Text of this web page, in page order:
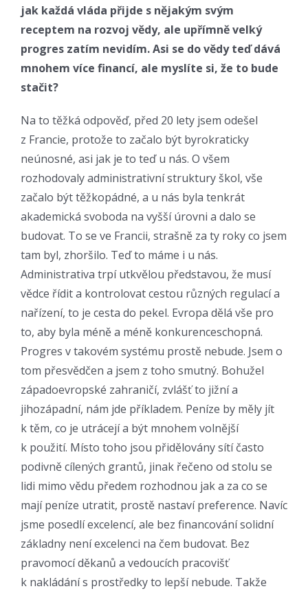
jak každá vláda přijde s nějakým svým
receptem na rozvoj vědy, ale upřímně velký
progres zatím nevidím. Asi se do vědy teď dává
mnohem více financí, ale myslíte si, že to bude
stačit?
Na to těžká odpověď, před 20 lety jsem odešel
z Francie, protože to začalo být byrokraticky
neúnosné, asi jak je to teď u nás. O všem
rozhodovaly administrativní struktury škol, vše
začalo být těžkopádné, a u nás byla tenkrát
akademická svoboda na vyšší úrovni a dalo se
budovat. To se ve Francii, strašně za ty roky co jsem
tam byl, zhoršilo. Teď to máme i u nás.
Administrativa trpí utkvělou představou, že musí
vědce řídit a kontrolovat cestou různých regulací a
nařízení, to je cesta do pekel. Evropa dělá vše pro
to, aby byla méně a méně konkurenceschopná.
Progres v takovém systému prostě nebude. Jsem o
tom přesvědčen a jsem z toho smutný. Bohužel
západoevropské zahraničí, zvlášť to jižní a
jihozápadní, nám jde příkladem. Peníze by měly jít
k těm, co je utrácejí a být mnohem volnější
k použití. Místo toho jsou přidělovány sítí často
podivně cílených grantů, jinak řečeno od stolu se
lidi mimo vědu předem rozhodnou jak a za co se
mají peníze utratit, prostě nastaví preference. Navíc
jsme posedlí excelencí, ale bez financování solidní
základny není excelenci na čem budovat. Bez
pravomocí děkanů a vedoucích pracovišť
k nakládání s prostředky to lepší nebude. Takže